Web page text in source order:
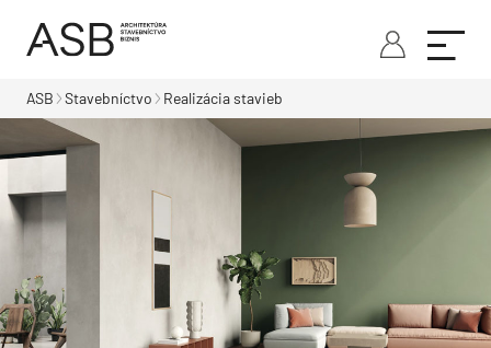
ASB Stavebníctvo Realizácia stavieb